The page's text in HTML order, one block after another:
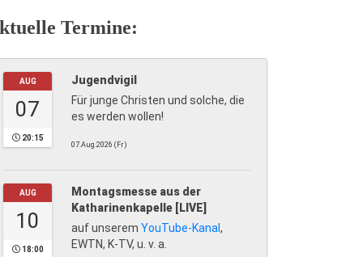
Termine:
AUG
07
20:15
Jugendvigil
Für junge Christen und solche, die
es werden wollen!
07.Aug.2026 (Fr)
AUG
10
18:00
Montagsmesse aus der
Katharinenkapelle [LIVE]
auf unserem YouTube-Kanal ,
EWTN, K-TV, u. v. a.